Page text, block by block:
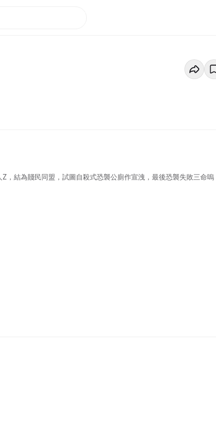
，結為賤民同盟，試圖自殺式恐襲公廁作宣洩，最後恐襲失敗三命嗚